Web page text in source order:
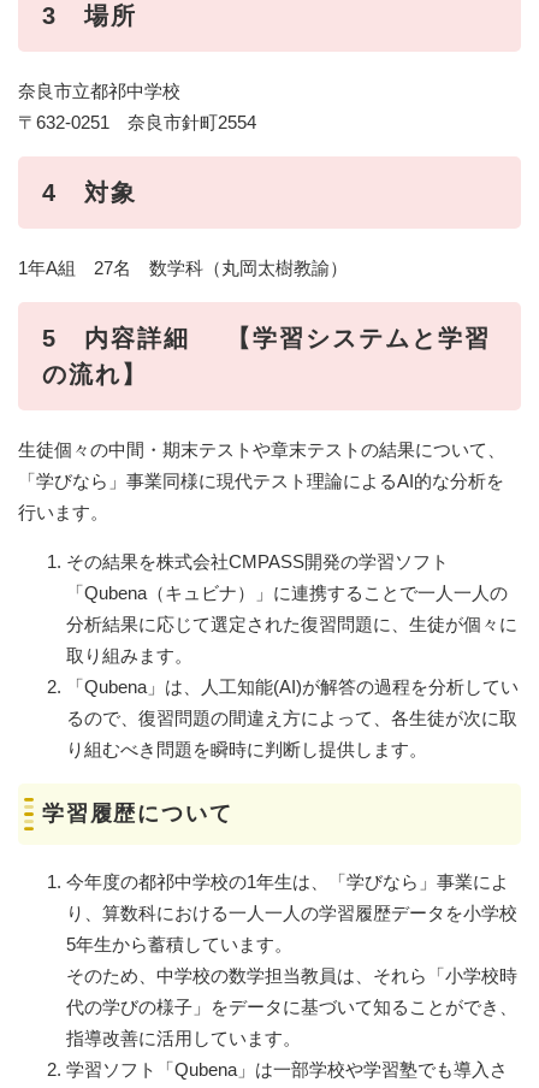
3 場所
奈良市立都祁中学校
〒632‐0251 奈良市針町2554
4 対象
1年A組 27名 数学科（丸岡太樹教諭）
5 内容詳細 【学習システムと学習
の流れ】
生徒個々の中間・期末テストや章末テストの結果について、
「学びなら」事業同様に現代テスト理論によるAI的な分析を
行います。
その結果を株式会社CMPASS開発の学習ソフト
「Qubena（キュビナ）」に連携することで一人一人の
分析結果に応じて選定された復習問題に、生徒が個々に
取り組みます。
「Qubena」は、人工知能(AI)が解答の過程を分析してい
るので、復習問題の間違え方によって、各生徒が次に取
り組むべき問題を瞬時に判断し提供します。
学習履歴について
今年度の都祁中学校の1年生は、「学びなら」事業によ
り、算数科における一人一人の学習履歴データを小学校
5年生から蓄積しています。
そのため、中学校の数学担当教員は、それら「小学校時
代の学びの様子」をデータに基づいて知ることができ、
指導改善に活用しています。
学習ソフト「Qubena」は一部学校や学習塾でも導入さ